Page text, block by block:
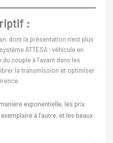
:
dont la présentation n’est plus
ATTESA : véhicule en
couple à l’avant dans les
la transmission et optimiser
exponentielle, les prix
à l’autre, et les beaux